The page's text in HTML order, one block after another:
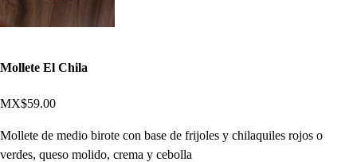
Mollete El Chila
MX$59.00
Mollete de medio birote con base de frijoles y chilaquiles rojos o
verdes, queso molido, crema y cebolla